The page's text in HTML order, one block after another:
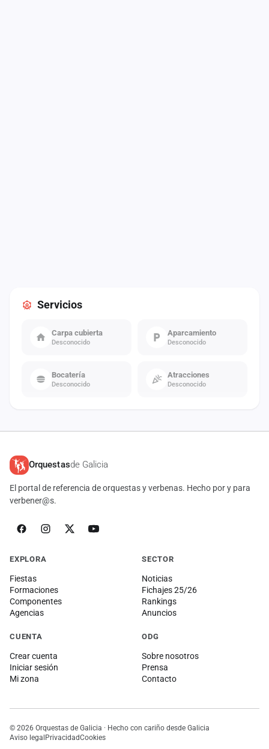
Servicios
Carpa cubierta
Desconocido
Aparcamiento
Desconocido
Bocatería
Desconocido
Atracciones
Desconocido
Orquestasde Galicia
El portal de referencia de orquestas y verbenas. Hecho por y para
verbener@s.
EXPLORA
Fiestas
Formaciones
Componentes
Agencias
SECTOR
Noticias
Fichajes 25/26
Rankings
Anuncios
CUENTA
Crear cuenta
Iniciar sesión
Mi zona
ODG
Sobre nosotros
Prensa
Contacto
© 2026 Orquestas de Galicia · Hecho con cariño desde Galicia
Aviso legalPrivacidadCookies